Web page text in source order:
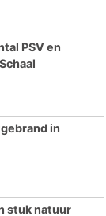
PSV en
in
stuk natuur